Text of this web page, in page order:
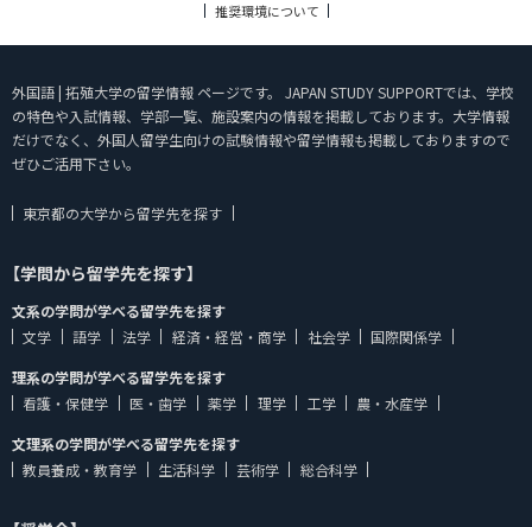
推奨環境について
外国語 | 拓殖大学の留学情報 ページです。 JAPAN STUDY SUPPORTでは、学校
の特色や入試情報、学部一覧、施設案内の情報を掲載しております。大学情報
だけでなく、外国人留学生向けの試験情報や留学情報も掲載しておりますので
ぜひご活用下さい。
東京都の大学から留学先を探す
【学問から留学先を探す】
文系の学問が学べる留学先を探す
文学
語学 法学 経済・経営・商学 社会学
国際関係学
理系の学問が学べる留学先を探す
看護・保健学
医・歯学 薬学 理学 工学
農・水産学
文理系の学問が学べる留学先を探す
教員養成・教育学
生活科学 芸術学 総合科学